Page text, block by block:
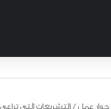
حوار عمل / التشريعات التي تراعي